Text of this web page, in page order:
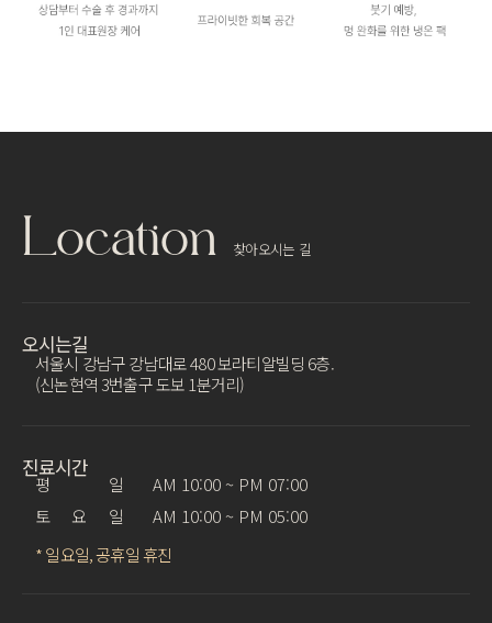
Location 찾아오시는 길
오시는길
서울시 강남구 강남대로 480 보라티알빌딩 6층.
(신논현역 3번출구 도보 1분거리)
진료시간
평 일
AM 10:00 ~ PM 07:00
토 요 일
AM 10:00 ~ PM 05:00
* 일요일, 공휴일 휴진